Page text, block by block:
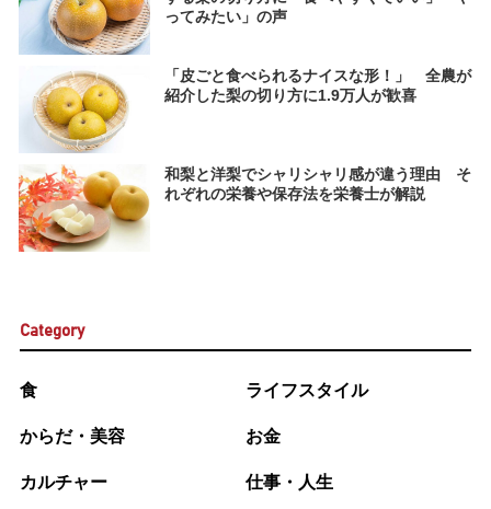
ってみたい」の声
「皮ごと食べられるナイスな形！」 全農が
紹介した梨の切り方に1.9万人が歓喜
和梨と洋梨でシャリシャリ感が違う理由 そ
れぞれの栄養や保存法を栄養士が解説
Category
食 ライフスタイル
からだ・美容 お金
カルチャー 仕事・人生